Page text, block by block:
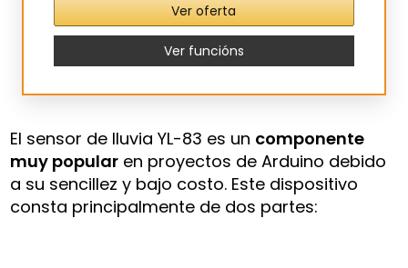
Ver oferta
Ver funcións
El sensor de lluvia YL-83 es un componente
muy popular en proyectos de Arduino debido
a su sencillez y bajo costo. Este dispositivo
consta principalmente de dos partes: